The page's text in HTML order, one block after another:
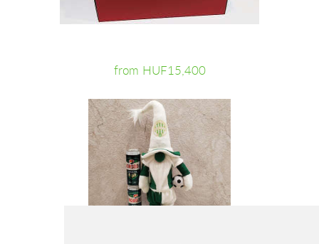
from HUF15,400